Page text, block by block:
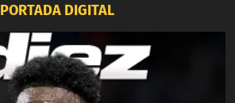
PORTADA DIGITAL